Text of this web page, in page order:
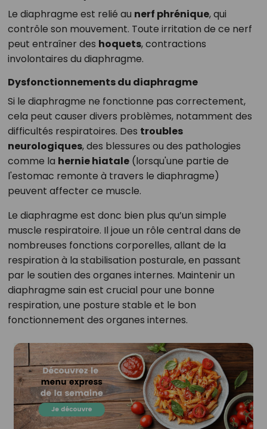
Le diaphragme est relié au nerf phrénique, qui
contrôle son mouvement. Toute irritation de ce nerf
peut entraîner des hoquets, contractions
involontaires du diaphragme.
Dysfonctionnements du diaphragme
Si le diaphragme ne fonctionne pas correctement,
cela peut causer divers problèmes, notamment des
difficultés respiratoires. Des troubles
neurologiques, des blessures ou des pathologies
comme la hernie hiatale(lorsqu'une partie de
l'estomac remonte à travers le diaphragme)
peuvent affecter ce muscle.
Le diaphragme est donc bien plus qu’un simple
muscle respiratoire. Il joue un rôle central dans de
nombreuses fonctions corporelles, allant de la
respiration à la stabilisation posturale, en passant
par le soutien des organes internes. Maintenir un
diaphragme sain est crucial pour une bonne
respiration, une posture stable et le bon
fonctionnement des organes internes.